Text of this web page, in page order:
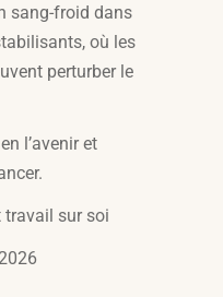
sang-froid dans
où les
perturber le
l’avenir et
travail sur soi